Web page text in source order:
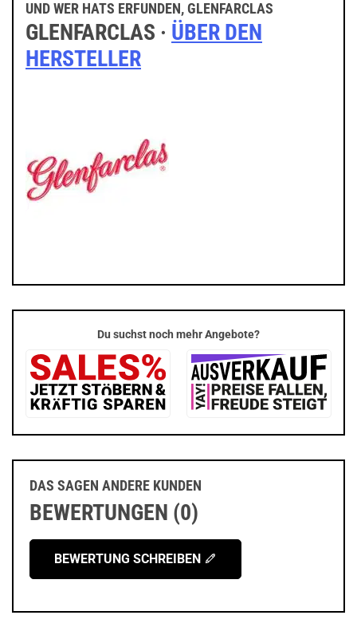
UND WER HATS ERFUNDEN, GLENFARCLAS
GLENFARCLAS · ÜBER DEN
HERSTELLER
Du suchst noch mehr Angebote?
DAS SAGEN ANDERE KUNDEN
BEWERTUNGEN (0)
BEWERTUNG SCHREIBEN